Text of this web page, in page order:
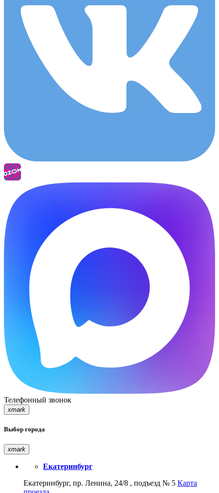
Телефонный звонок
xmark
Выбор города
xmark
Екатеринбург
Екатеринбург, пр. Ленина, 24/8 , подъезд № 5 Карта